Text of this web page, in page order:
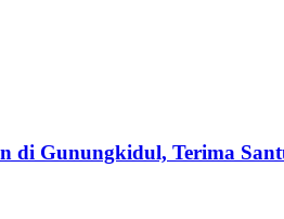
Gunungkidul, Terima